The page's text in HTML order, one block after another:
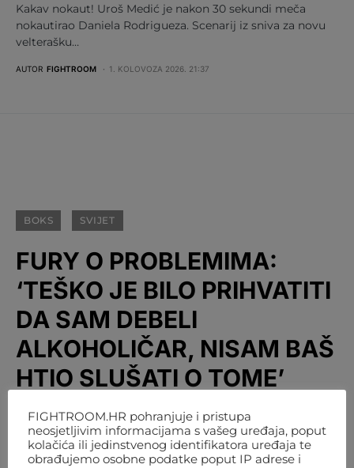
Kakav nokaut! Uroš Medić je nakon 30 sekundi meča
nokautirao Daniela Rodrigueza. Scenarij iz sniva za novu
velterašku…
AUTOR FIGHTROOM 1. KOLOVOZA 2026. 21:37
BOKS SVIJET
FURY O PROBLEMIMA:
‘TEŠKO JE BILO PRIHVATITI
DA SAM DEBELI
ALKOHOLIČAR, NISAM BAŠ
HTIO SLUŠATI O TOME’
FIGHTROOM 6. LISTOPADA 2021. 14:08
FIGHTROOM.HR pohranjuje i pristupa
neosjetljivim informacijama s vašeg uređaja, poput
kolačića ili jedinstvenog identifikatora uređaja te
obrađujemo osobne podatke poput IP adrese i